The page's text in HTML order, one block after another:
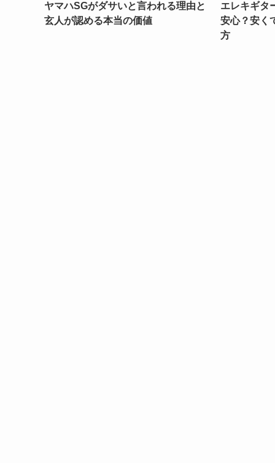
ヤマハSGがダサいと言われる理由と
玄人が認める本当の価値
エレキギタ
安心？安く
方